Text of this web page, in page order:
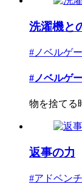
洗濯機と
#ノベルゲ
#ノベルゲ
物を捨てる
返事の力
#アドベン